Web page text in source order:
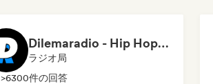
Dilemaradio - Hip Hop Music
ラジオ局
>6300件の回答